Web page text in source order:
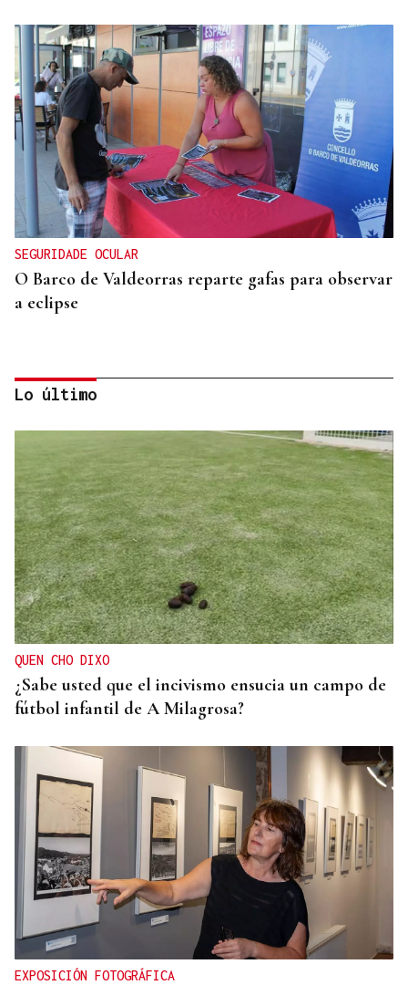
SEGURIDADE OCULAR
O Barco de Valdeorras reparte gafas para observar
a eclipse
XIV EDICIÓN
Carmela despide el ciclo De Perto con "Vinde
Todas"
Lo último
QUEN CHO DIXO
¿Sabe usted que el incivismo ensucia un campo de
fútbol infantil de A Milagrosa?
EXPOSICIÓN FOTOGRÁFICA